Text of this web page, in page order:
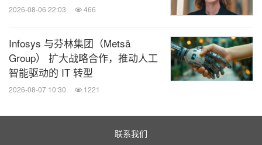
2026-08-06 22:03 466
Infosys 与芬林集团（Metsä
Group） 扩大战略合作，推动人工
智能驱动的 IT 转型
2026-08-07 10:30 1221
联系我们